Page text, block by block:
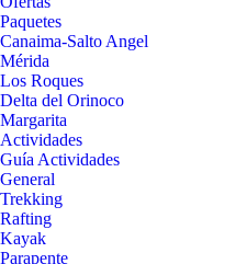
Paquetes
Canaima-Salto Angel
Mérida
Los Roques
Delta del Orinoco
Margarita
Actividades
Guía Actividades
General
Trekking
Rafting
Kayak
Parapente